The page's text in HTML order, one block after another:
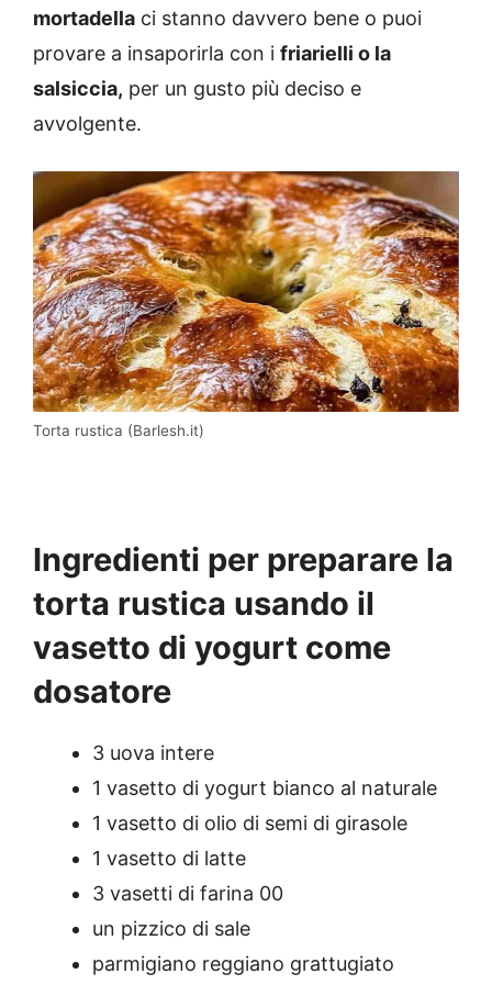
mortadella ci stanno davvero bene o puoi
provare a insaporirla con i friarielli o la
salsiccia, per un gusto più deciso e
avvolgente.
Torta rustica (Barlesh.it)
Ingredienti per preparare la
torta rustica usando il
vasetto di yogurt come
dosatore
3 uova intere
1 vasetto di yogurt bianco al naturale
1 vasetto di olio di semi di girasole
1 vasetto di latte
3 vasetti di farina 00
un pizzico di sale
parmigiano reggiano grattugiato